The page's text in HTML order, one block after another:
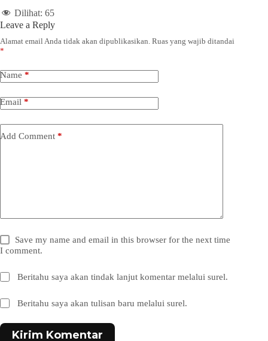
Dilihat: 65
Leave a Reply
Alamat email Anda tidak akan dipublikasikan. Ruas yang wajib ditandai
*
Name *
Email *
Add Comment *
Save my name and email in this browser for the next time
I comment.
Beritahu saya akan tindak lanjut komentar melalui surel.
Beritahu saya akan tulisan baru melalui surel.
Kirim Komentar